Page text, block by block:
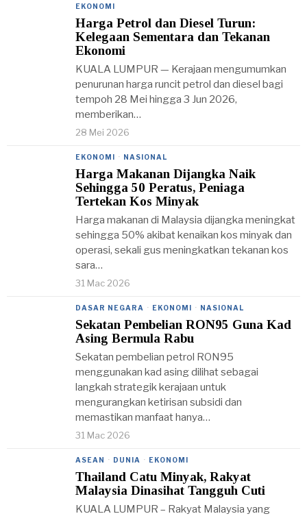
EKONOMI
Harga Petrol dan Diesel Turun:
Kelegaan Sementara dan Tekanan
Ekonomi
KUALA LUMPUR — Kerajaan mengumumkan
penurunan harga runcit petrol dan diesel bagi
tempoh 28 Mei hingga 3 Jun 2026,
memberikan…
28 Mei 2026
EKONOMI · NASIONAL
Harga Makanan Dijangka Naik
Sehingga 50 Peratus, Peniaga
Tertekan Kos Minyak
Harga makanan di Malaysia dijangka meningkat
sehingga 50% akibat kenaikan kos minyak dan
operasi, sekali gus meningkatkan tekanan kos
sara…
31 Mac 2026
DASAR NEGARA · EKONOMI · NASIONAL
Sekatan Pembelian RON95 Guna Kad
Asing Bermula Rabu
Sekatan pembelian petrol RON95
menggunakan kad asing dilihat sebagai
langkah strategik kerajaan untuk
mengurangkan ketirisan subsidi dan
memastikan manfaat hanya…
31 Mac 2026
ASEAN · DUNIA · EKONOMI
Thailand Catu Minyak, Rakyat
Malaysia Dinasihat Tangguh Cuti
KUALA LUMPUR – Rakyat Malaysia yang